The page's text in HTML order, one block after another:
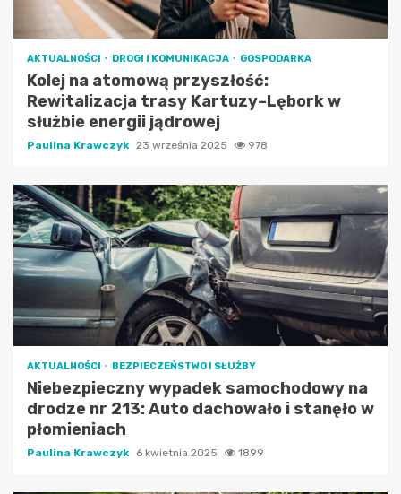
AKTUALNOŚCI DROGI I KOMUNIKACJA GOSPODARKA
Kolej na atomową przyszłość:
Rewitalizacja trasy Kartuzy–Lębork w
służbie energii jądrowej
Paulina Krawczyk 23 września 2025 978
AKTUALNOŚCI BEZPIECZEŃSTWO I SŁUŻBY
Niebezpieczny wypadek samochodowy na
drodze nr 213: Auto dachowało i stanęło w
płomieniach
Paulina Krawczyk 6 kwietnia 2025 1899